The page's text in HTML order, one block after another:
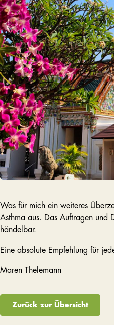
Was für mich ein weiteres
Asthma aus. Das Auftragen und
händelbar.
Eine absolute Empfehlung für
Maren Thelemann
Zurück zur Übersicht